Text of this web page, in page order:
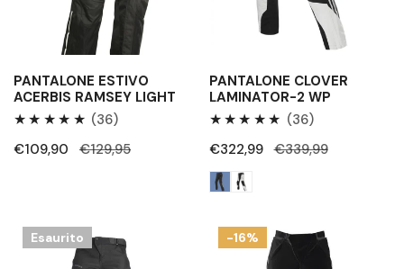
:
PANTALONE ESTIVO
ACERBIS RAMSEY LIGHT
(36)36
Recensioni
Prezzo
€109,90
Prezzo
€129,95
PANTALONE CLOVER
LAMINATOR-2 WP
(36)36
Recensioni
Prezzo
di
vendita
€322,99
Prezzo
regolare
€339,99
Pantaloni
Acerbis
Esaurito
Pantaloni
Acerbis
-16%